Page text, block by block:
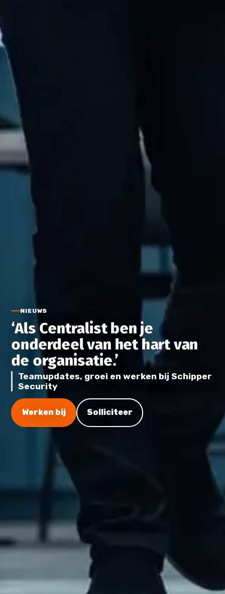
NIEUWS
‘Als Centralist ben je
onderdeel van het hart van
de organisatie.’
Teamupdates, groei en werken bij Schipper
Security
Werken bij Solliciteer